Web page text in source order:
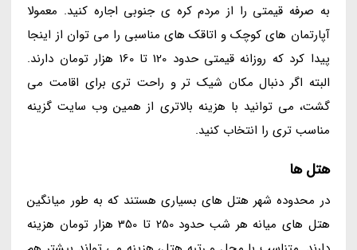
به صرفه قیمتی را از مردم کره ی جنوبی اجاره کنید. معمولا
آپارتمان های کوچک و اتاقک های مناسبی را می توان از اینجا
پیدا کرد که روزانه قیمتی حدود 120 تا 160 هزار تومان دارند.
البته اگر دنبال مکان شیک تر و راحت تری برای اقامت می
گشت، می توانید با هزینه بالاتری از همین وب سایت گزینه
مناسب تری را انتخاب کنید.
هتل ها
در محدوده شهر هتل های بسیاری هستند که به طور میانگین
هتل های میانه هر شب حدود 250 تا 350 هزار تومان هزینه